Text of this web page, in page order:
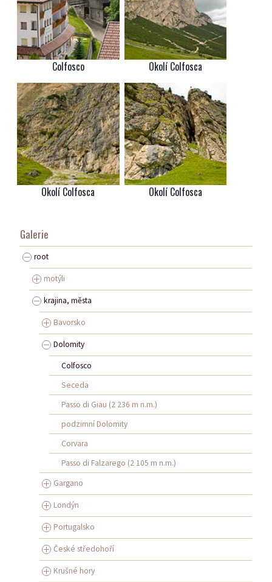
Colfosco Okolí Colfosca
Okolí Colfosca Okolí Colfosca
Galerie
root
motýli
krajina, města
Bavorsko
Dolomity
Colfosco
Seceda
Passo di Giau (2 236 m n.m.)
podzimní Dolomity
Corvara
Passo di Falzarego (2 105 m n.m.)
Gargano
Londýn
Portugalsko
České středohoří
Krušné hory